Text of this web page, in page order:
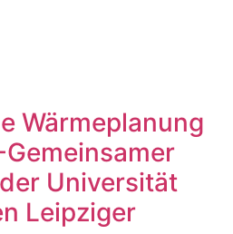
Wärmeplanung
Universität
Leipziger